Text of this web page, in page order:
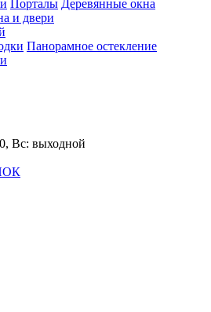
Порталы Деревянные окна
и двери
Панорамное остекление
Вс: выходной